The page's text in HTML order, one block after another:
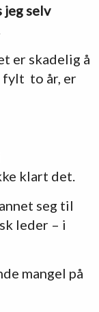
jeg selv
er skadelig å
fylt to år, er
klart det.
seg til
leder – i
mangel på